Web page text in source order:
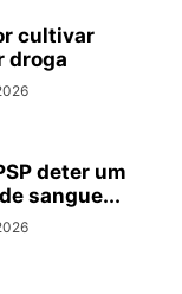
cultivar
droga
deter um
sangue...